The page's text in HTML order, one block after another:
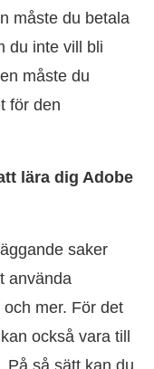
måste du betala
du inte vill bli
måste du
för den
lära dig Adobe
saker
använda
mer. För det
också vara till